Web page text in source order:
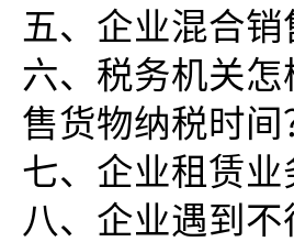
五、企业混合
六、税务机关
售货物纳税时间
七、企业租赁
八、企业遇到